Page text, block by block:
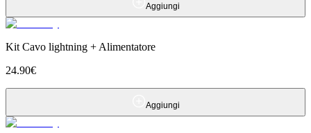
Aggiungi
Kit Cavo lightning + Alimentatore
24.90€
Aggiungi